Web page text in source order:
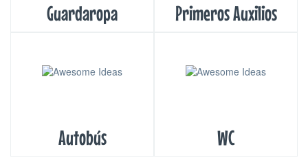
Guardaropa Primeros Auxilios
Autobús WC